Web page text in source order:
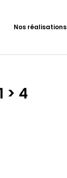
Nos réalisations
> 4